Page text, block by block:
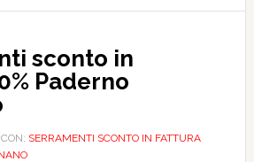
sconto in
Paderno
SERRAMENTI SCONTO IN FATTURA